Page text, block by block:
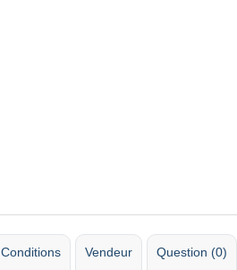
Conditions Vendeur Question (0)